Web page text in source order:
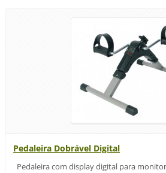
Pedaleira Dobrável Digital
Pedaleira com display digital para